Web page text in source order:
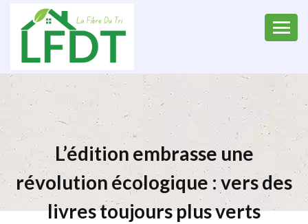
L’édition embrasse une
révolution écologique : vers des
livres toujours plus verts